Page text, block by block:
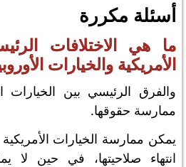
أسئلة مكررة
ما هي الاختلافات
الأمريكية والخيارات
والفرق الرئيسي بين الخيارات
ممارسة حقوقها.
يمكن ممارسة الخيارات
انتهاء صلاحيتها، في حين لا